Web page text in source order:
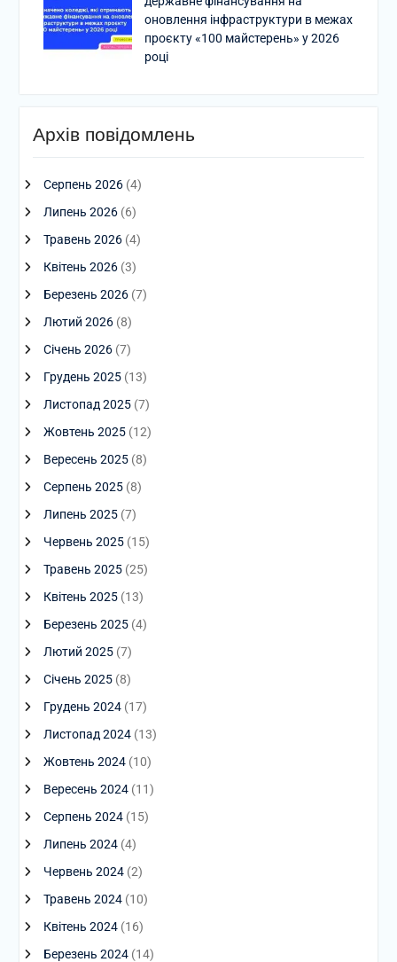
оновлення інфраструктури в межах
проєкту «100 майстерень» у 2026
році
Архів повідомлень
Серпень 2026(4)
Липень 2026(6)
Травень 2026(4)
Квітень 2026(3)
Березень 2026(7)
Лютий 2026(8)
Січень 2026(7)
Грудень 2025(13)
Листопад 2025(7)
Жовтень 2025(12)
Вересень 2025(8)
Серпень 2025(8)
Липень 2025(7)
Червень 2025(15)
Травень 2025(25)
Квітень 2025(13)
Березень 2025(4)
Лютий 2025(7)
Січень 2025(8)
Грудень 2024(17)
Листопад 2024(13)
Жовтень 2024(10)
Вересень 2024(11)
Серпень 2024(15)
Липень 2024(4)
Червень 2024(2)
Травень 2024(10)
Квітень 2024(16)
Березень 2024(14)